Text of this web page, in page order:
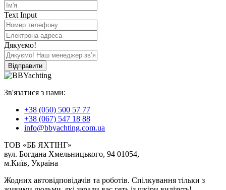
Text Input
Дякуємо!
Відправити
Зв'язатися з нами:
+38 (050) 500 57 77
+38 (067) 547 18 88
info@bbyachting.com.ua
ТОВ «ББ ЯХТІНГ»
вул. Богдана Хмельницького, 94 01054,
м.Київ, Україна
Жодних автовідповідачів та роботів. Спілкування тільки з